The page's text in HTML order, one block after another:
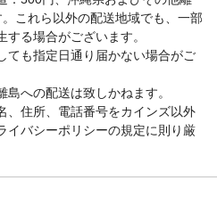
これら以外の配送地域でも、一部
る場合がございます。
ても指定日通り届かない場合がご
への配送は致しかねます。
、住所、電話番号をカインズ以外
イバシーポリシーの規定に則り厳